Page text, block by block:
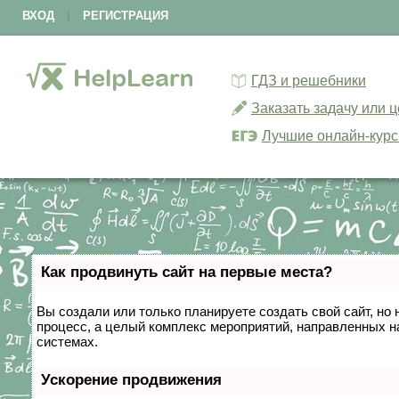
ВХОД РЕГИСТРАЦИЯ
ГДЗ и решебники
Заказать задачу или
Лучшие онлайн-
Как продвинуть сайт на первые места?
Вы создали или только планируете создать свой сайт,
процесс, а целый комплекс мероприятий, направленных
системах.
Ускорение продвижения